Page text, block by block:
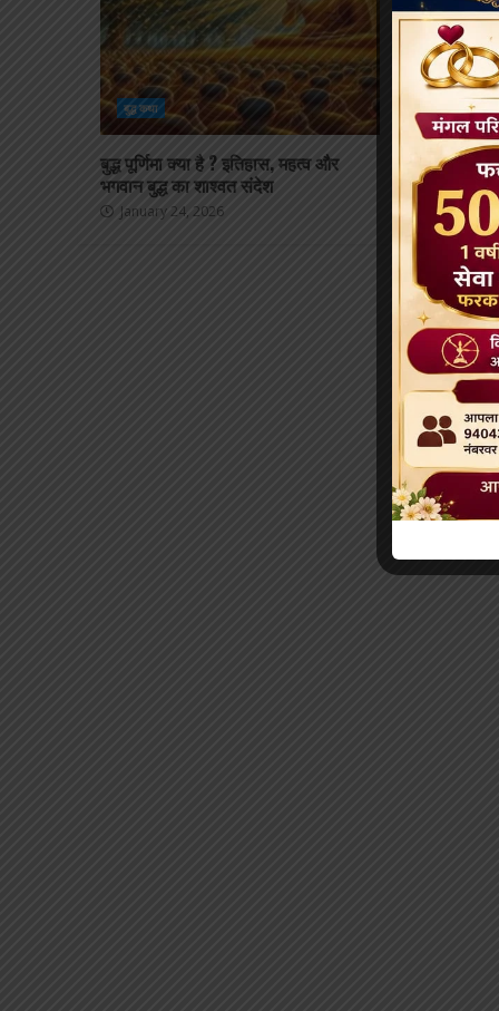
बुद्ध कथा
बुद्ध पूर्णिमा क्या है ? इतिहास, महत्व और
भगवान बुद्ध का शाश्वत संदेश
January 24, 2026
बौद्ध ध्वज
महत्व | धम्म
January 24,